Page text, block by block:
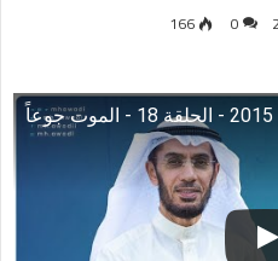
0
166